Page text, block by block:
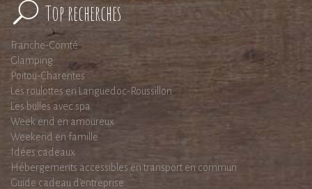
Top recherches
Franche-Comté
Glamping
Poitou-Charentes
Les roulottes en Languedoc-Roussillon
Les bulles avec spa
Week end en amoureux
Weekend en famille
Idées cadeaux
Hébergements accessibles en transport en commun
Guide cadeau d'entreprise